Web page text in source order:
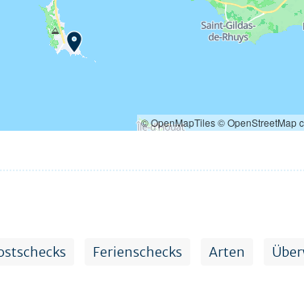
© OpenMapTiles© OpenStreetMap
Ferienschecks Arten